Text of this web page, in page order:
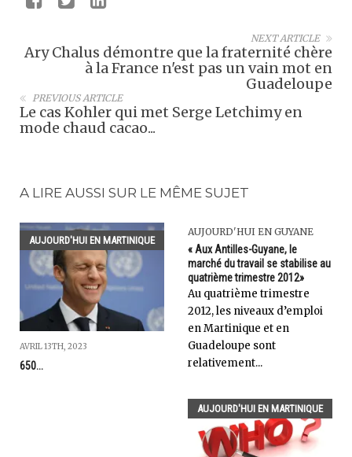
NEXT ARTICLE
Ary Chalus démontre que la fraternité chère
à la France n'est pas un vain mot en
Guadeloupe
PREVIOUS ARTICLE
Le cas Kohler qui met Serge Letchimy en
mode chaud cacao...
A LIRE AUSSI SUR LE MÊME SUJET
AUJOURD'HUI EN MARTINIQUE
AVRIL 13TH, 2023
650...
AUJOURD'HUI EN GUYANE
« Aux Antilles-Guyane, le
marché du travail se stabilise au
quatrième trimestre 2012»
Au quatrième trimestre
2012, les niveaux d’emploi
en Martinique et en
Guadeloupe sont
relativement...
AUJOURD'HUI EN MARTINIQUE